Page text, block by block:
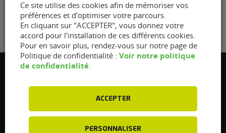
5 avenue des Renardières
Ce site utilise des cookies afin de mémoriser vos
préférences et d'optimiser votre parcours.
En cliquant sur "ACCEPTER", vous donnez votre
accord pour l'installation de ces différents cookies.
Pour en savoir plus, rendez-vous sur notre page de
Politique de confidentialité : Voir notre politique
de confidentialité.
ACCEPTER
PERSONNALISER